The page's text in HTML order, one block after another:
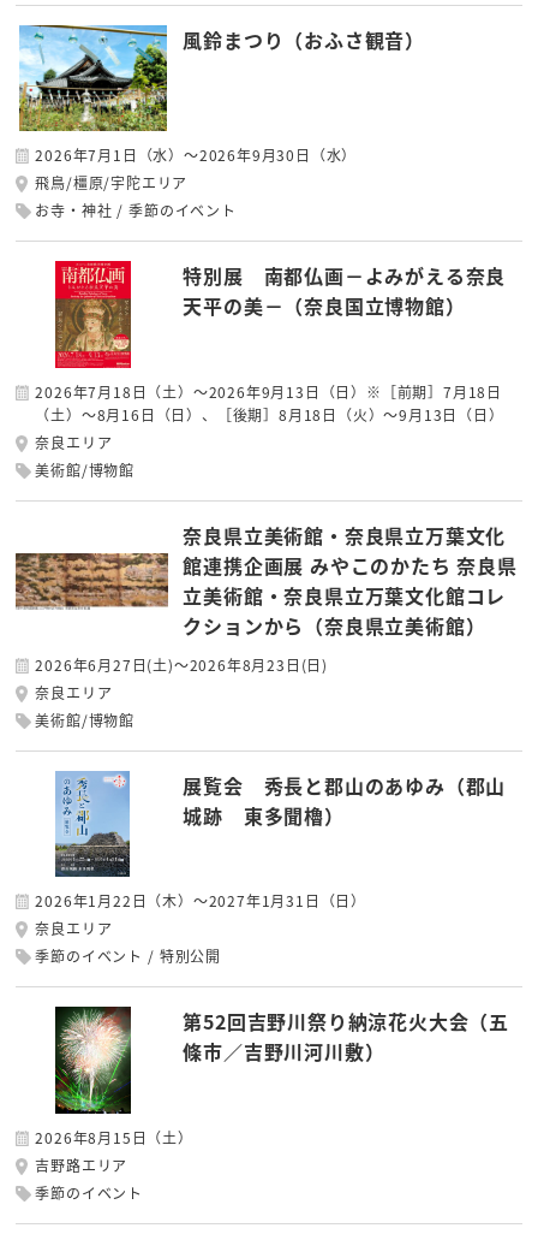
風鈴まつり（おふさ観音）
2026年7月1日（水）～2026年9月30日（水）
飛鳥/橿原/宇陀エリア
お寺・神社
季節のイベント
特別展 南都仏画－よみがえる奈良
天平の美－（奈良国立博物館）
2026年7月18日（土）～2026年9月13日（日）※［前期］7月18日
（土）～8月16日（日）、［後期］8月18日（火）～9月13日（日）
奈良エリア
美術館/博物館
奈良県立美術館・奈良県立万葉文化
館連携企画展 みやこのかたち 奈良県
立美術館・奈良県立万葉文化館コレ
クションから（奈良県立美術館）
2026年6月27日(土)～2026年8月23日(日)
奈良エリア
美術館/博物館
展覧会 秀長と郡山のあゆみ（郡山
城跡 東多聞櫓）
2026年1月22日（木）～2027年1月31日（日）
奈良エリア
季節のイベント
特別公開
第52回吉野川祭り納涼花火大会（五
條市／吉野川河川敷）
2026年8月15日（土）
吉野路エリア
季節のイベント